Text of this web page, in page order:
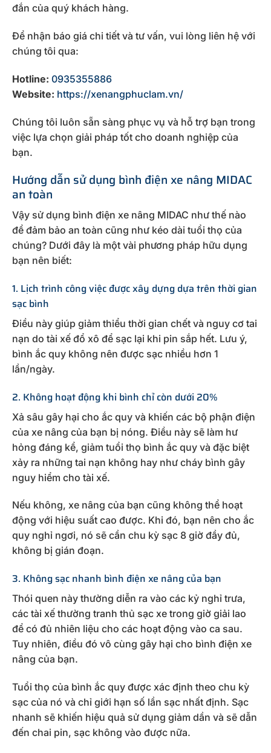
đắn của quý khách hàng.
Để nhận báo giá chi tiết và tư vấn, vui lòng liên hệ với
chúng tôi qua:
Hotline: 0935355886
Website: https://xenangphuclam.vn/
Chúng tôi luôn sẵn sàng phục vụ và hỗ trợ bạn trong
việc lựa chọn giải pháp tốt cho doanh nghiệp của
bạn.
Hướng dẫn sử dụng bình điện xe nâng MIDAC
an toàn
Vậy sử dụng bình điện xe nâng MIDAC như thế nào
để đảm bảo an toàn cũng như kéo dài tuổi thọ của
chúng? Dưới đây là một vài phương pháp hữu dụng
bạn nên biết:
1. Lịch trình công việc được xây dựng dựa trên thời gian
sạc bình
Điều này giúp giảm thiểu thời gian chết và nguy cơ tai
nạn do tài xế đổ xô để sạc lại khi pin sắp hết. Lưu ý,
bình ắc quy không nên được sạc nhiều hơn 1
lần/ngày.
2. Không hoạt động khi bình chỉ còn dưới 20%
Xả sâu gây hại cho ắc quy và khiến các bộ phận điện
của xe nâng của bạn bị nóng. Điều này sẽ làm hư
hỏng đáng kể, giảm tuổi thọ bình ắc quy và đặc biệt
xảy ra những tai nạn không hay như cháy bình gây
nguy hiểm cho tài xế.
Nếu không, xe nâng của bạn cũng không thể hoạt
động với hiệu suất cao được. Khi đó, bạn nên cho ắc
quy nghỉ ngơi, nó sẽ cần chu kỳ sạc 8 giờ đầy đủ,
không bị gián đoạn.
3. Không sạc nhanh bình điện xe nâng của bạn
Thói quen này thường diễn ra vào các kỷ nghỉ trưa,
các tài xế thường tranh thủ sạc xe trong giờ giải lao
để có đủ nhiên liệu cho các hoạt động vào ca sau.
Tuy nhiên, điều đó vô cùng gây hại cho bình điện xe
nâng của bạn.
Tuổi thọ của bình ắc quy được xác định theo chu kỳ
sạc của nó và chỉ giới hạn số lần sạc nhất định. Sạc
nhanh sẽ khiến hiệu quả sử dụng giảm dần và sẽ dẫn
đến chai pin, sạc không vào được nữa.